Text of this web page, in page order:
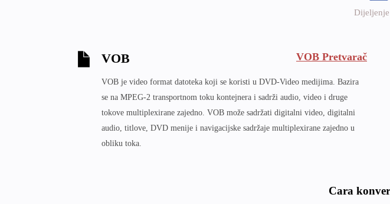
VOB VOB Pretvarač
VOB je video format datoteka koji se koristi u DVD-Video medijima. Bazira
se na MPEG-2 transportnom toku kontejnera i sadrži audio, video i druge
tokove multiplexirane zajedno. VOB može sadržati digitalni video, digitalni
audio, titlove, DVD menije i navigacijske sadržaje multiplexirane zajedno u
obliku toka.
Cara